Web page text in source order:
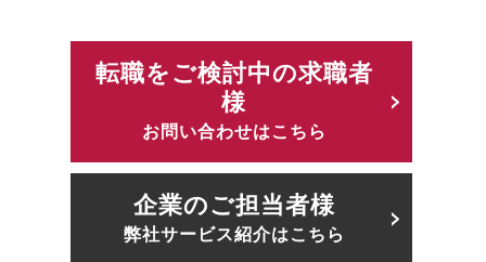
転職をご検討中の求職者
様
お問い合わせはこちら
企業のご担当者様
弊社サービス紹介はこちら